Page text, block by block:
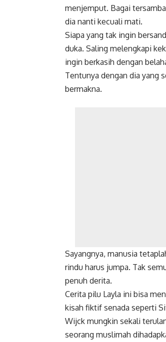
menjemput. Bagai
dia nanti kecuali mati.
Siapa yang tak ingin
duka. Saling melengkapi
ingin berkasih dengan
Tentunya dengan dia yang
bermakna.
Sayangnya, manusia
rindu harus jumpa. Tak
penuh derita.
Cerita pilu Layla ini bisa
kisah fiktif senada seperti
Wijck mungkin sekali
seorang muslimah